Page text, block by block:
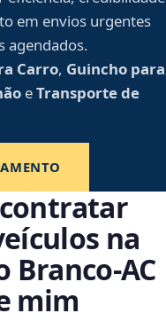
em envios urgentes
agendados.
Carro, Guincho para
eTransporte de
na
Branco‑AC
mim